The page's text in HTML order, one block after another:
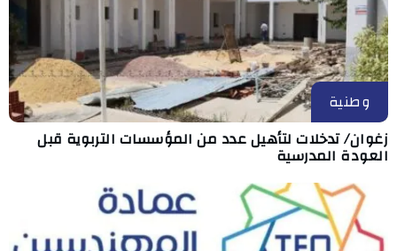
وطنية
زغوان/ تدخلات لتأهيل عدد من المؤسسات التربوية قبل
العودة المدرسية